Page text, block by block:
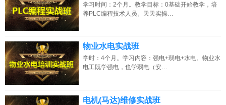
学习时间：2个月。教学目标：0基础开始教学，培
养PLC编程技术人员。天天实操…
物业水电实战班
学时：4个月。学习内容：强电+弱电+水电。物业水
电工既学强电，也学弱电（安…
电机(马达)维修实战班